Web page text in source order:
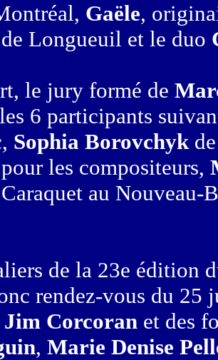
Gaële,
de Longueuil et le duo
le jury formé de
6 participants
Sophia Borovchykde
les compositeurs,
au Nouveau-
de la 23e édition
rendez-vous du
Jim Corcoran et des
, Marie Denise